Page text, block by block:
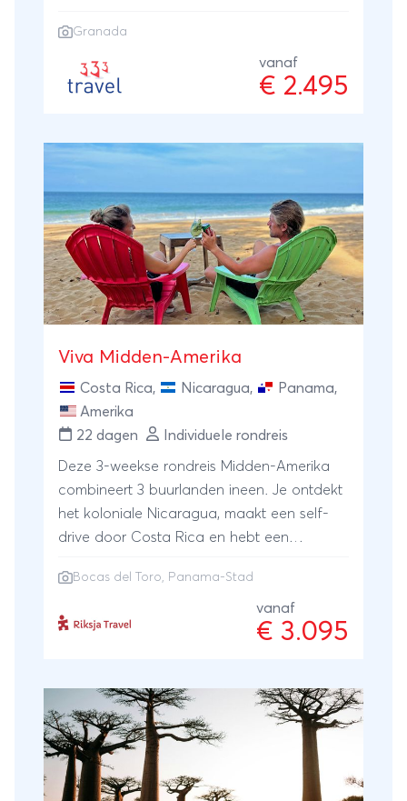
Granada
vanaf
€ 2.495
Viva Midden-Amerika
Costa Rica, Nicaragua, Panama,
Amerika
22 dagen
Individuele rondreis
Deze 3-weekse rondreis Midden-Amerika
combineert 3 buurlanden ineen. Je ontdekt
het koloniale Nicaragua, maakt een self-
drive door Costa Rica en hebt een
del Toro. Uiteindelijk sluit je af in Panama
stad. Geen rondreis is zo afwisselend als
deze rondreis in Midden-Amerika en toch
Bocas del Toro, Panama-Stad
vanaf
€ 3.095